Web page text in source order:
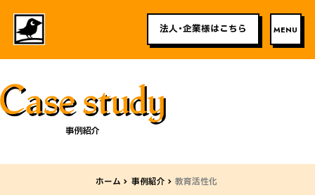
事例紹介
ホーム 事例紹介 教育活性化
法人・企業様はこちら